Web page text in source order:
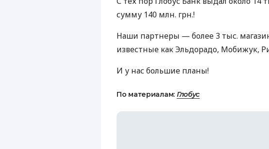
сумму 140 млн. грн.!
Наши партнеры — более 3 тыс.
известные как Эльдорадо, Мобижук,
И у нас большие планы!
По материалам: Глобус